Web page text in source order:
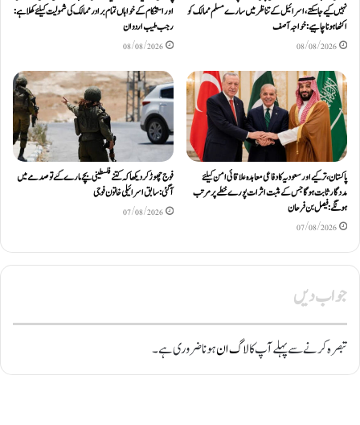
نہیں کیے جاسکتے، اسرائیل کے تناظر میں سارے مسلم ممالک کو
اکٹھا ہونا چاہیے: خواجہ آصف
08/08/2026
اور استحکام کے خواہاں تمام برادر ممالک کی شمولیت کیلئےکھلا ہے:
رجب طیب اردوان
08/08/2026
پاکستان، ترکیے اور سعودیہ کا دفاعی معاہدہ علاقائی امن کیلئے
مددگار ثابت ہوگا جس کے مثبت اثرات پورے خطے پر مرتب
ہونگے: فیصل بن فرحان
07/08/2026
فوج چھوڑ کر دیکھا کہ کتنے فلسطینی بچے مارے گئے تو صدمے میں
آگئی: سابق اسرائیلی خاتون فوجی
07/08/2026
جواب دیں
تبصرہ کرنے سے پہلے آپ کالاگ انہونا ضروری ہے۔